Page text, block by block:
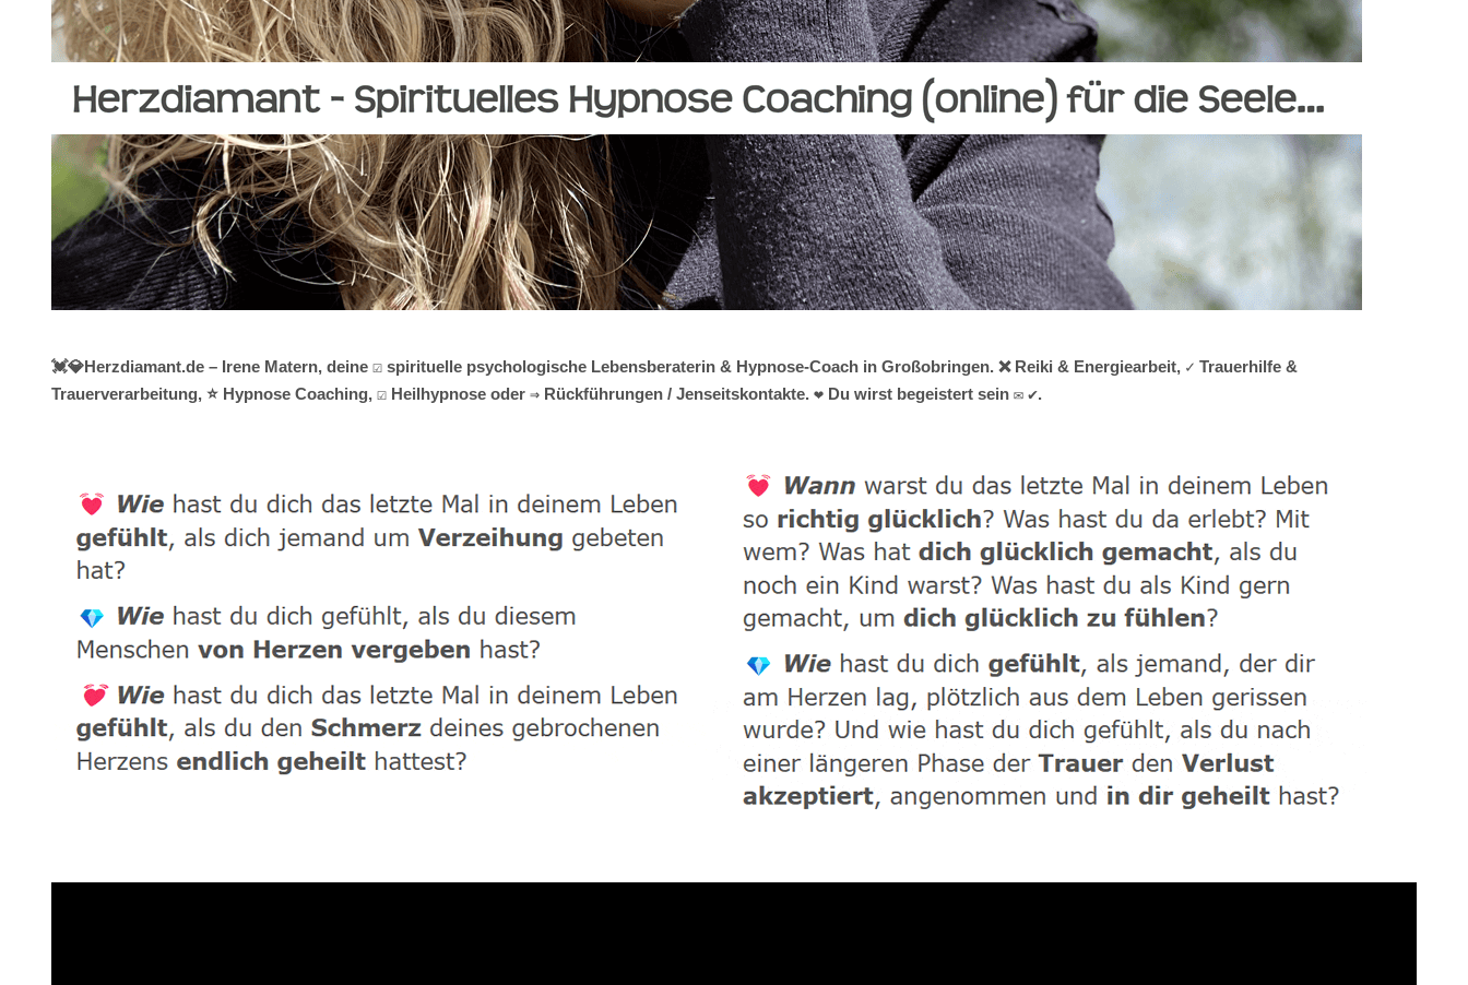
💓️💎Herzdiamant.de – Irene Matern, deine ☑️ spirituelle psychologische Lebensberaterin & Hypnose-Coach in Großobringen. ❌ Reiki & Energiearbeit, ✓ Trauerhilfe &
Trauerverarbeitung, ⭐ Hypnose Coaching, ☑️ Heilhypnose oder ⇒ Rückführungen / Jenseitskontakte. ❤ Du wirst begeistert sein ✉ ✔.